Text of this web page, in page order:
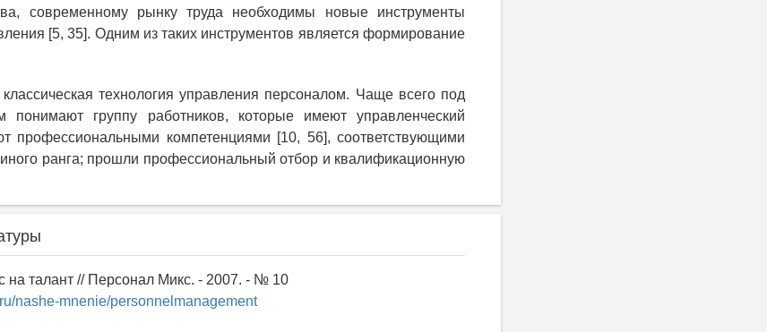
современному рынку труда необходимы новые инструменты
[5, 35]. Одним из таких инструментов является формирование
технология управления персоналом. Чаще всего под
понимают группу работников, которые имеют управленческий
профессиональными компетенциями [10, 56], соответствующими
ранга; прошли профессиональный отбор и квалификационную
на талант // Персонал Микс. - 2007. - № 10
nashe-mnenie/personnelmanagement